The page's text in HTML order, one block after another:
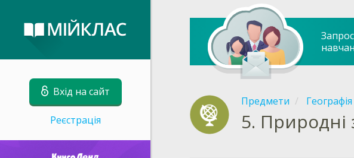
Вхід на сайт
Реєстрація
Предмети Географія
5.